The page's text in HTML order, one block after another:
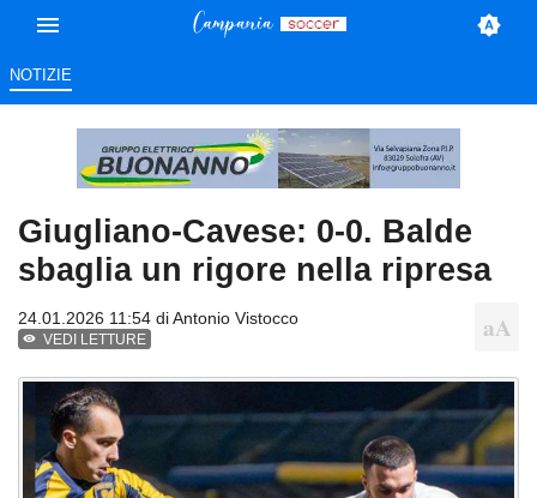
NOTIZIE
Giugliano-Cavese: 0-0. Balde
sbaglia un rigore nella ripresa
24.01.2026 11:54 diAntonio Vistocco
VEDI LETTURE